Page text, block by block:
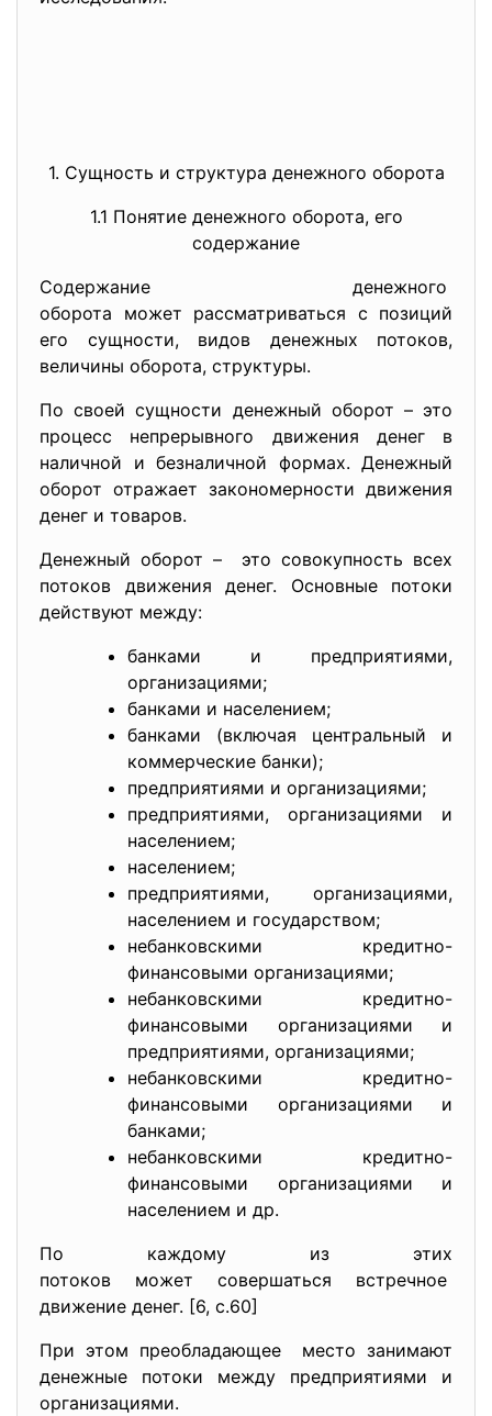
1. Сущность и структура денежного оборота
1.1 Понятие денежного оборота, его
содержание
Содержание денежного
оборота может рассматриваться с позиций
его сущности, видов денежных потоков,
величины оборота, структуры.
По своей сущности денежный оборот – это
процесс непрерывного движения денег в
наличной и безналичной формах. Денежный
оборот отражает закономерности движения
денег и товаров.
Денежный оборот – это совокупность всех
потоков движения денег. Основные потоки
действуют между:
банками и предприятиями,
организациями;
банками и населением;
банками (включая центральный и
коммерческие банки);
предприятиями и организациями;
предприятиями, организациями и
населением;
населением;
предприятиями, организациями,
населением и государством;
небанковскими кредитно-
финансовыми организациями;
небанковскими кредитно-
финансовыми организациями и
предприятиями, организациями;
небанковскими кредитно-
финансовыми организациями и
банками;
небанковскими кредитно-
финансовыми организациями и
населением и др.
По каждому из этих
потоков может совершаться встречное
движение денег. [6, с.60]
При этом преобладающее место занимают
денежные потоки между предприятиями и
организациями.